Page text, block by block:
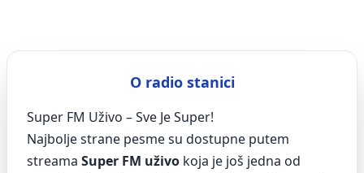
O radio stanici
Super FM Uživo – Sve Je Super!
Najbolje strane pesme su dostupne putem
streama Super FM uživo koja je još jedna od